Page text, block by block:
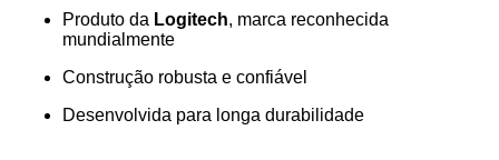
Produto da Logitech, marca reconhecida
mundialmente
Construção robusta e confiável
Desenvolvida para longa durabilidade